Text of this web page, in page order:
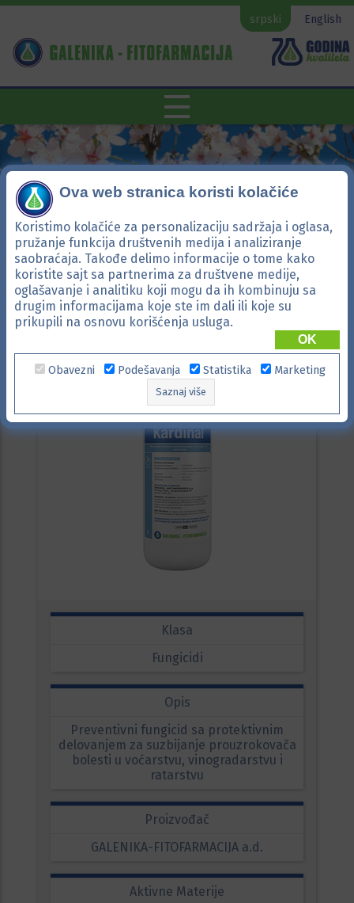
srpski English
Kardinal
Klasa
Fungicidi
Opis
Preventivni fungicid sa protektivnim
delovanjem za suzbijanje prouzrokovača
bolesti u voćarstvu, vinogradarstvu i
ratarstvu
Proizvođač
GALENIKA-FITOFARMACIJA a.d.
Aktivne Materije
Ova web stranica koristi kolačiće
Koristimo kolačiće za personalizaciju sadržaja i oglasa,
pružanje funkcija društvenih medija i analiziranje
saobraćaja. Takođe delimo informacije o tome kako
koristite sajt sa partnerima za društvene medije,
oglašavanje i analitiku koji mogu da ih kombinuju sa
drugim informacijama koje ste im dali ili koje su
prikupili na osnovu korišćenja usluga.
OK
Obavezni Podešavanja Statistika Marketing
Saznaj više